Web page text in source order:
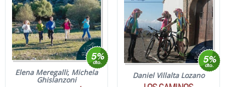
Elena Meregalli; Michela
Ghislanzoni
Daniel Villalta Lozano